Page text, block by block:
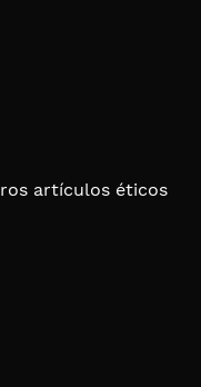
artículos éticos